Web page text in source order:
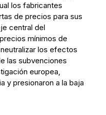
los fabricantes
de precios para sus
central del
mínimos de
los efectos
las subvenciones
europea,
y presionaron a la baja